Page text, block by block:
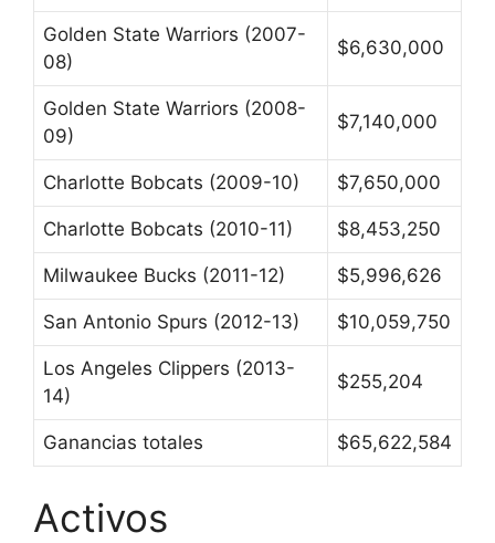
Golden State Warriors (2007-
08)
$6,630,000
Golden State Warriors (2008-
09)
$7,140,000
Charlotte Bobcats (2009-10) $7,650,000
Charlotte Bobcats (2010-11) $8,453,250
Milwaukee Bucks (2011-12) $5,996,626
San Antonio Spurs (2012-13) $10,059,750
Los Angeles Clippers (2013-
14)
$255,204
Ganancias totales $65,622,584
Activos